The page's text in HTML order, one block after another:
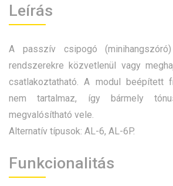
Leírás
A passzív csipogó
rendszerekre közvetlenül vagy
csatlakoztatható. A modul beépített
nem tartalmaz, így bármely
megvalósítható vele.
Alternatív típusok: AL-6, AL-6P.
Funkcionalitás